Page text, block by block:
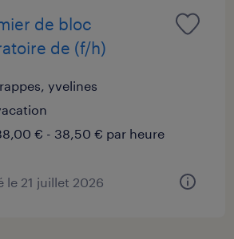
de bloc
de (f/h)
yvelines
€ - 38,50 € par heure
le 21 juillet 2026